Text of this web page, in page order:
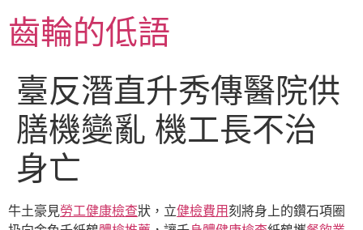
至
主齒輪的低語
臺反潛直升秀傳醫院供
膳機變亂 機工長不治
身亡
牛土豪見勞工健康檢查狀，立健檢費用刻將身上的鑽石項圈